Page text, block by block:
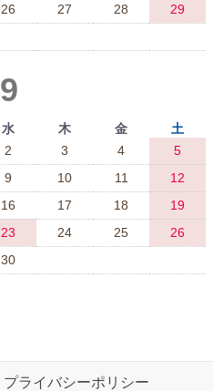
26 27 28
29
9
水 木 金
土
2 3 4
5
9 10 11
12
16 17 18
19
23 24 25
26
30
プライバシーポリシー